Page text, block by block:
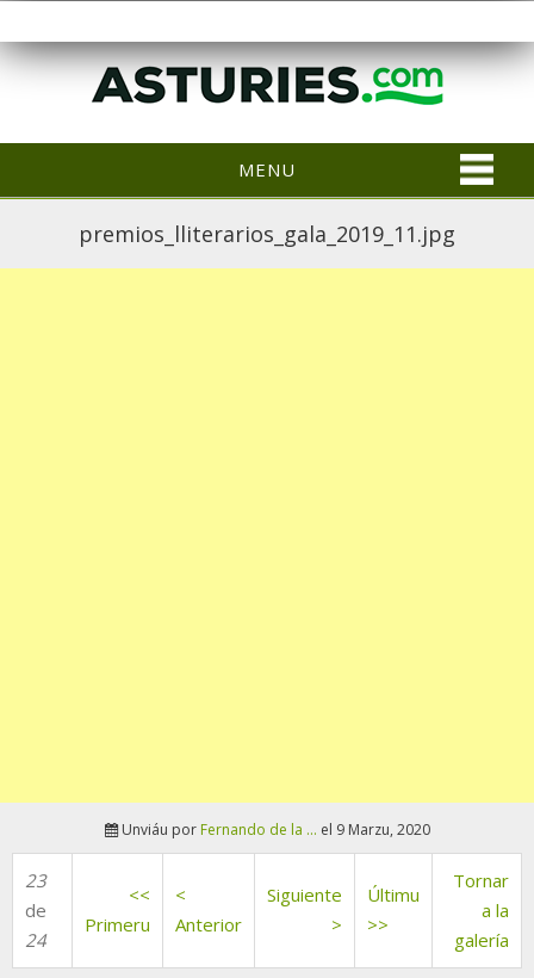
MENU
premios_lliterarios_gala_2019_11.jpg
Unviáu por Fernando de la ... el 9 Marzu, 2020
23
de
24
<<
Primeru
<
Anterior
Siguiente
>
Últimu
>>
Tornar
a la
galería